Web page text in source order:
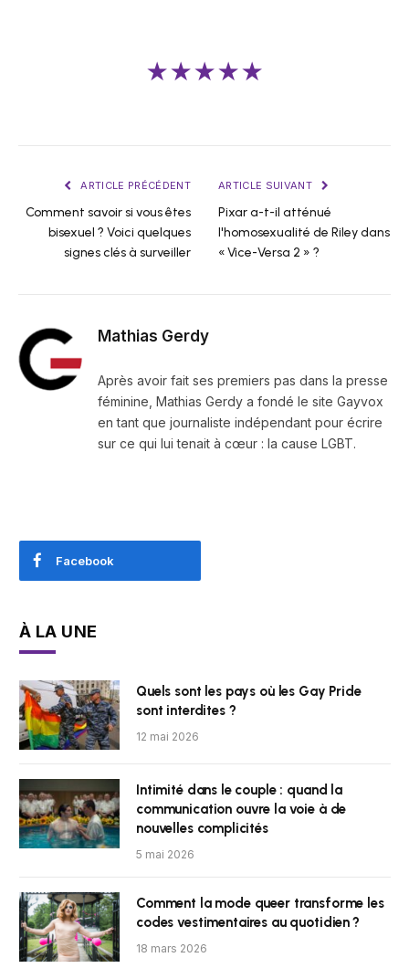
★★★★★
ARTICLE PRÉCÉDENT
Comment savoir si vous êtes
bisexuel ? Voici quelques
signes clés à surveiller
ARTICLE SUIVANT
Pixar a-t-il atténué
l'homosexualité de Riley dans
« Vice-Versa 2 » ?
Mathias Gerdy
Après avoir fait ses premiers pas dans la presse
féminine, Mathias Gerdy a fondé le site Gayvox
en tant que journaliste indépendant pour écrire
sur ce qui lui tenait à cœur : la cause LGBT.
Facebook
À LA UNE
Quels sont les pays où les Gay Pride
sont interdites ?
12 mai 2026
Intimité dans le couple : quand la
communication ouvre la voie à de
nouvelles complicités
5 mai 2026
Comment la mode queer transforme les
codes vestimentaires au quotidien ?
18 mars 2026